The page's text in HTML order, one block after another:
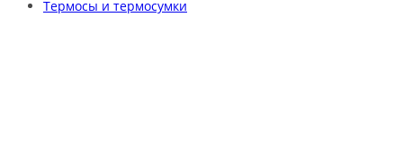
Термосы и термосумки